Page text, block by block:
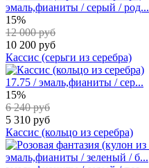
эмаль,фианиты / серый / род...
15%
12 000 руб
10 200 руб
Кассис (серьги из серебра)
17.75 / эмаль,фианиты / сер...
15%
6 240 руб
5 310 руб
Кассис (кольцо из серебра)
эмаль,фианиты / зеленый / б...